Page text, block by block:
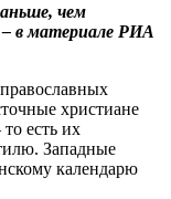
чем
– в материале РИА
христиане
есть их
Западные
календарю